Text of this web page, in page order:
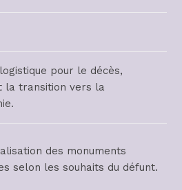
pour le décès,
la transition vers la
des monuments
selon les souhaits du défunt.